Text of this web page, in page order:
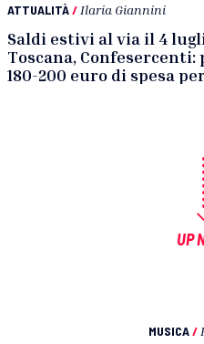
ATTUALITÀ/ Ilaria Giannini
Saldi estivi al via il 4
Toscana,
180-200 euro di spesa
UP
MUSICA /